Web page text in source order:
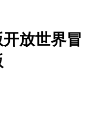
放世界冒